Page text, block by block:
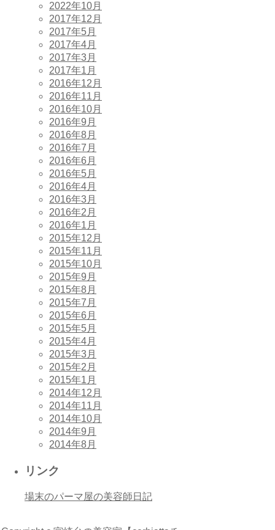
2022年10月
2017年12月
2017年5月
2017年4月
2017年3月
2017年1月
2016年12月
2016年11月
2016年10月
2016年9月
2016年8月
2016年7月
2016年6月
2016年5月
2016年4月
2016年3月
2016年2月
2016年1月
2015年12月
2015年11月
2015年10月
2015年9月
2015年8月
2015年7月
2015年6月
2015年5月
2015年4月
2015年3月
2015年2月
2015年1月
2014年12月
2014年11月
2014年10月
2014年9月
2014年8月
リンク
場末のパーマ屋の美容師日記